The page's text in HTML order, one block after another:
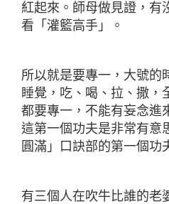
紅起來。師母做見證，有
看「灌籃高手」。
所以就是要專一，大號的
睡覺，吃、喝、拉、撒，
都要專一，不能有妄念進
這第一個功夫是非常有意
圓滿」口訣部的第一個功
有三個人在吹牛比誰的老